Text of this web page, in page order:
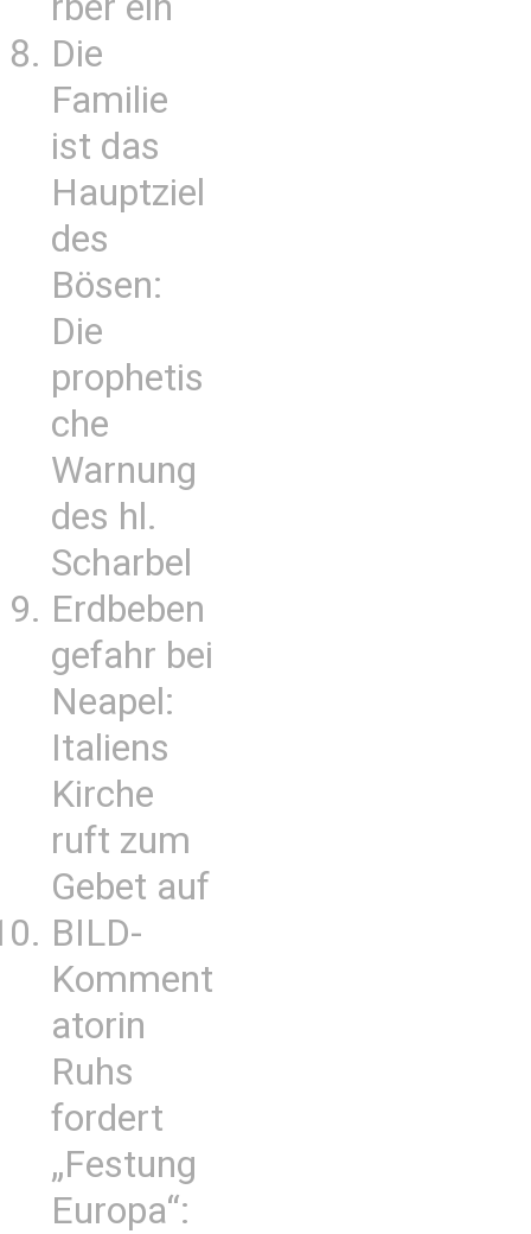
Die
Familie
ist das
Hauptziel
des
Bösen:
Die
prophetis
che
Warnung
des hl.
Scharbel
Erdbeben
gefahr bei
Neapel:
Italiens
Kirche
ruft zum
Gebet auf
BILD-
Komment
atorin
Ruhs
fordert
„Festung
Europa“: